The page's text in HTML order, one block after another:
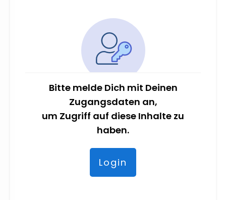
Bitte melde Dich mit Deinen
Zugangsdaten an,
um Zugriff auf diese Inhalte zu
haben.
Login